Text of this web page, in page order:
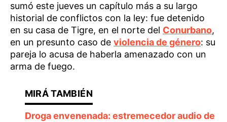
sumó este jueves un capítulo más a su largo
historial de conflictos con la ley: fue detenido
en su casa de Tigre, en el norte del Conurbano,
en un presunto caso de violencia de género: su
pareja lo acusa de haberla amenazado con un
arma de fuego.
Droga envenenada: estremecedor audio de